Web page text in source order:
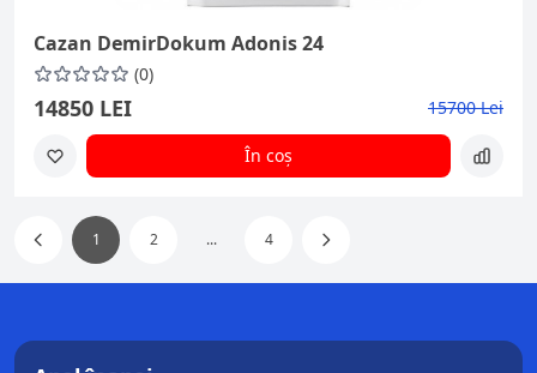
Cazan DemirDokum Adonis 24
(0)
14850 LEI 15700 Lei
În coș
1 2 ... 4